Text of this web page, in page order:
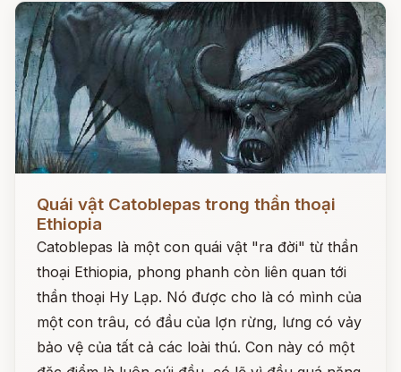
Quái vật Catoblepas trong thần thoại
Ethiopia
Catoblepas là một con quái vật "ra đời" từ thần
thoại Ethiopia, phong phanh còn liên quan tới
thần thoại Hy Lạp. Nó được cho là có mình của
một con trâu, có đầu của lợn rừng, lưng có vảy
bảo vệ của tất cả các loài thú. Con này có một